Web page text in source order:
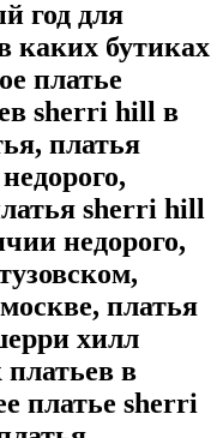
год для
бутиках
платье
sherri hill в
платья
sherri hill
недорого,
платья
хилл
в
платье sherri